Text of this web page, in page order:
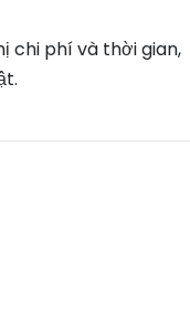
chi phí và thời gian,